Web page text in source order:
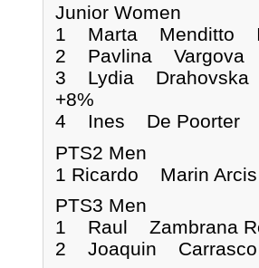
Junior Women
1 Marta Menditto
2 Pavlina Vargova
3 Lydia
+8%
4 Ines De Poorter
PTS2 Men
1 Ricardo Marin
PTS3 Men
1 Raul Zambrana
2 Joaquin